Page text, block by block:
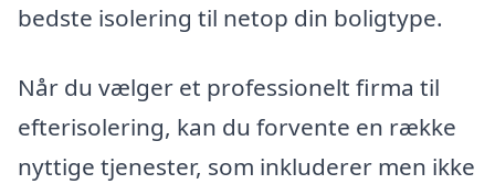
bedste isolering til netop din boligtype.
Når du vælger et professionelt firma til
efterisolering, kan du forvente en række
nyttige tjenester, som inkluderer men ikke